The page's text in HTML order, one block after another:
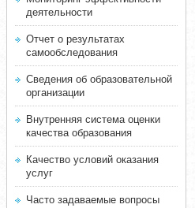
деятельности
Отчет о результатах
самообследования
Сведения об образовательной
организации
Внутренняя система оценки
качества образования
Качество условий оказания
услуг
Часто задаваемые вопросы